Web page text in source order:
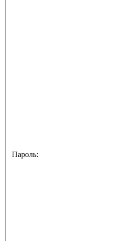
Пароль: